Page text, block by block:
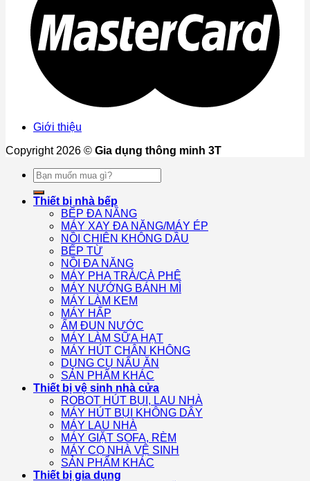
Giới thiệu
Copyright 2026 © Gia dụng thông minh 3T
Tìm
kiếm:
Thiết bị nhà bếp
BẾP ĐA NĂNG
MÁY XAY ĐA NĂNG/MÁY ÉP
NỒI CHIÊN KHÔNG DẦU
BẾP TỪ
NỒI ĐA NĂNG
MÁY PHA TRÀ/CÀ PHÊ
MÁY NƯỚNG BÁNH MÌ
MÁY LÀM KEM
MÁY HẤP
ẤM ĐUN NƯỚC
MÁY LÀM SỮA HẠT
MÁY HÚT CHÂN KHÔNG
DỤNG CỤ NẤU ĂN
SẢN PHẨM KHÁC
Thiết bị vệ sinh nhà cửa
ROBOT HÚT BỤI, LAU NHÀ
MÁY HÚT BỤI KHÔNG DÂY
MÁY LAU NHÀ
MÁY GIẶT SOFA, RÈM
MÁY CỌ NHÀ VỆ SINH
SẢN PHẨM KHÁC
Thiết bị gia dụng